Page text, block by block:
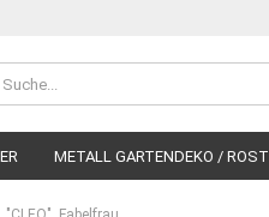
METALL GARTENDEKO / ROST